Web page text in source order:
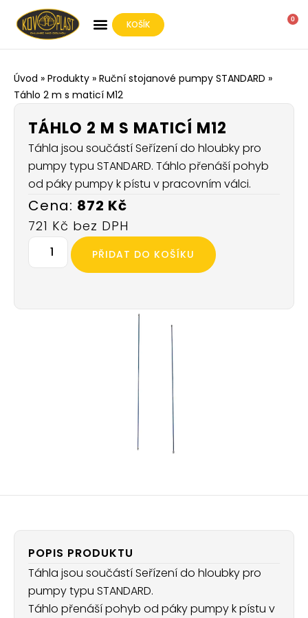
KOŠÍK 0
Úvod » Produkty » Ruční stojanové pumpy STANDARD »
Táhlo 2 m s maticí M12
TÁHLO 2 M S MATICÍ M12
Táhla jsou součástí Seřízení do hloubky pro
pumpy typu STANDARD. Táhlo přenáší pohyb
od páky pumpy k pístu v pracovním válci.
872 Kč
721 Kč
PŘIDAT DO KOŠÍKU
POPIS PRODUKTU
Táhla jsou součástí Seřízení do hloubky pro
pumpy typu STANDARD.
Táhlo přenáší pohyb od páky pumpy k pístu v